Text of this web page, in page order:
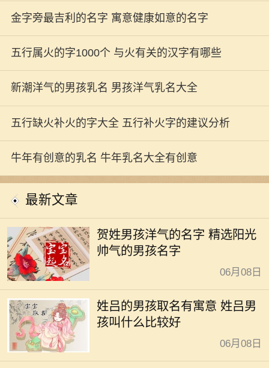
金字旁最吉利的名字 寓意健康如意的名字
五行属火的字1000个 与火有关的汉字有哪些
新潮洋气的男孩乳名 男孩洋气乳名大全
五行缺火补火的字大全 五行补火字的建议分析
牛年有创意的乳名 牛年乳名大全有创意
最新文章
贺姓男孩洋气的名字 精选阳光
帅气的男孩名字
06月08日
姓吕的男孩取名有寓意 姓吕男
孩叫什么比较好
06月08日